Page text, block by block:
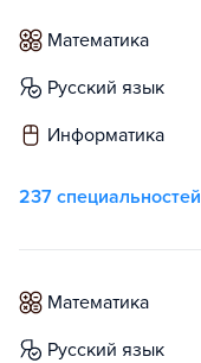
математика
русский язык
информатика
237 специальностей
математика
русский язык